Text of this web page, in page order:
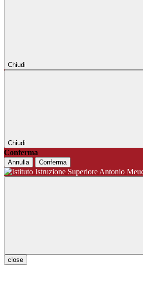
Chiudi
Chiudi
Conferma
Annulla Conferma
close